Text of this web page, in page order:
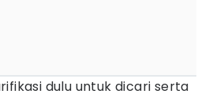
dulu untuk dicari serta